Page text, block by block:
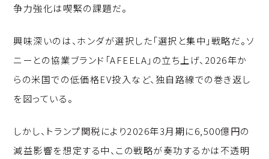
争力強化は喫緊の課題だ。
興味深いのは、ホンダが選択した「選択と集中」戦略だ。ソ
ニーとの協業ブランド「AFEELA」の立ち上げ、2026年か
らの米国での低価格EV投入など、独自路線での巻き返し
を図っている。
しかし、トランプ関税により2026年3月期に6,500億円の
減益影響を想定する中、この戦略が奏功するかは不透明